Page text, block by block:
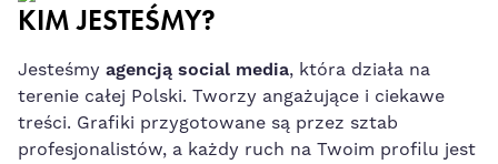
KIM JESTEŚMY?
Jesteśmy agencją social media, która działa na
terenie całej Polski. Tworzy angażujące i ciekawe
treści. Grafiki przygotowane są przez sztab
profesjonalistów, a każdy ruch na Twoim profilu jest